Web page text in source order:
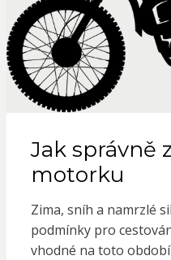
Jak správně
motorku
Zima, sníh a namrzlé
podmínky pro
vhodné na toto